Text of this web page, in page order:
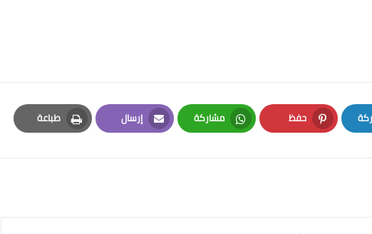
حفظ
Pinterest
مشاركة
Whatsapp
إرسال
Email
طباعة
Print